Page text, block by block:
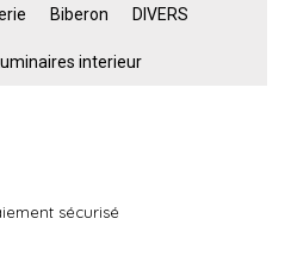
Biberon DIVERS
interieur
sécurisé